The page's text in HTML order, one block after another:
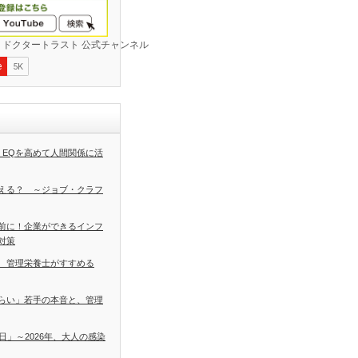
を高めて人間関係に活
る？ ～ジョブ・クラフ
に！企業ができるインフ
策
理栄養士がすすめる
い」若手の本音と、管理
」～2026年、大人の感染